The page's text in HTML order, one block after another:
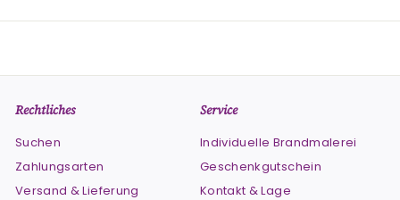
Rechtliches
Suchen
Zahlungsarten
Versand & Lieferung
Service
Individuelle Brandmalerei
Geschenkgutschein
Kontakt & Lage